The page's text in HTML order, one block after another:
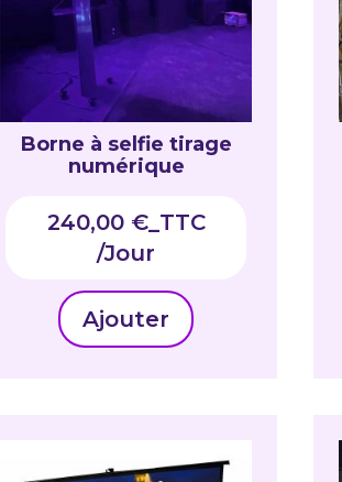
Borne à selfie tirage
numérique
240,00 €_TTC
Ajouter